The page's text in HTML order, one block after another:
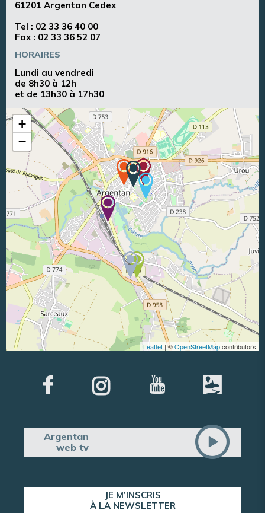
61201 Argentan Cedex
Tel : 02 33 36 40 00
Fax : 02 33 36 52 07
HORAIRES
Lundi au vendredi
de 8h30 à 12h
et de 13h30 à 17h30
+
−
Leaflet | ©OpenStreetMapcontributors
Argentan
web tv
JE M’INSCRIS
À LA NEWSLETTER